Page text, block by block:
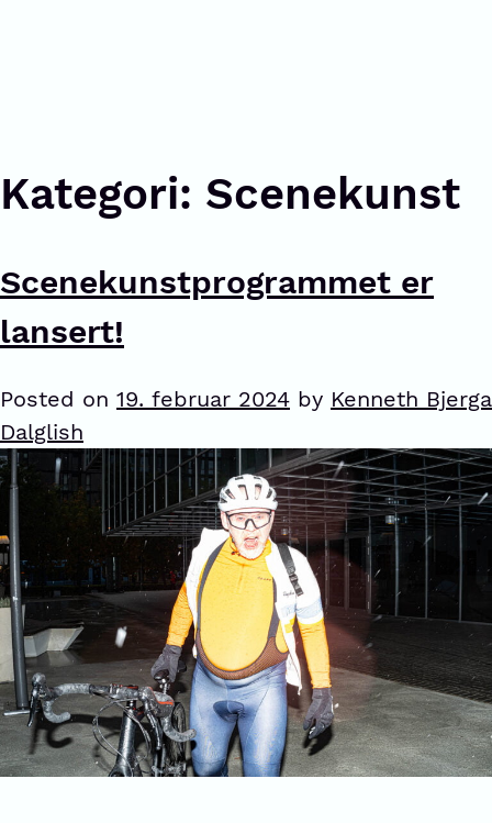
Kategori: Scenekunst
Scenekunstprogrammet er
lansert!
Posted on 19. februar 2024 by Kenneth Bjerga
Dalglish